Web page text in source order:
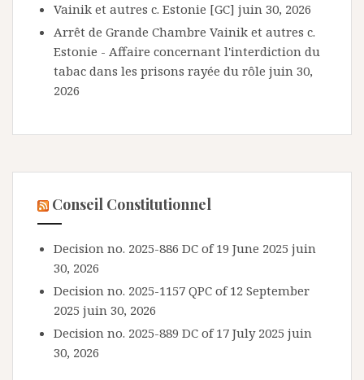
Vainik et autres c. Estonie [GC] juin 30, 2026
Arrêt de Grande Chambre Vainik et autres c.
Estonie - Affaire concernant l'interdiction du
tabac dans les prisons rayée du rôle juin 30,
2026
Conseil Constitutionnel
Decision no. 2025-886 DC of 19 June 2025 juin
30, 2026
Decision no. 2025-1157 QPC of 12 September
2025 juin 30, 2026
Decision no. 2025-889 DC of 17 July 2025 juin
30, 2026